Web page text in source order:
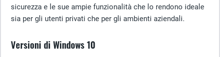
sicurezza e le sue ampie funzionalità che lo rendono ideale
sia per gli utenti privati che per gli ambienti aziendali.
Versioni di Windows 10